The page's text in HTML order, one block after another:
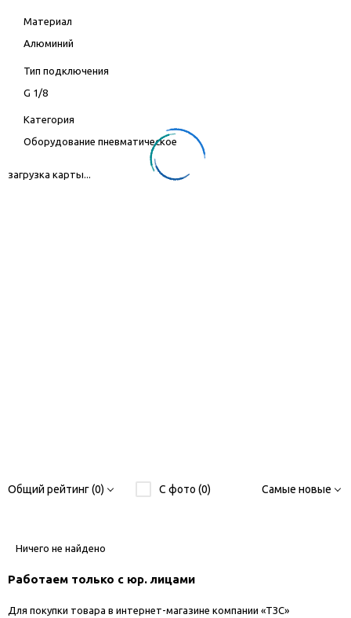
Материал
Алюминий
Тип подключения
G 1/8
Категория
Оборудование пневматическое
загрузка карты...
Общий рейтинг (0) С фото (0) Самые новые
Ничего не найдено
Работаем только с юр. лицами
Для покупки товара в интернет-магазине компании «ТЗС»